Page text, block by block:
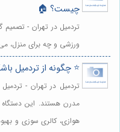
چیست؟ 🏠
تردمیل در تهران - تصمیم
ورزشی و چه برای منزل،
⭐️ چگونه از تردمیل
تردمیل در تهران -
مدرن هستند. این دستگاه
هوازی، کالری سوزی و